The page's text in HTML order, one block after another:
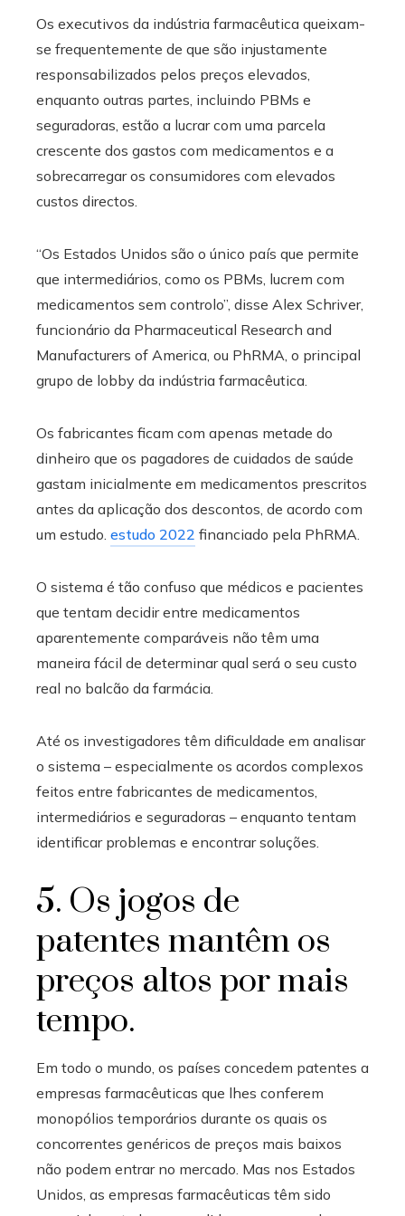
Os executivos da indústria farmacêutica queixam-
se frequentemente de que são injustamente
responsabilizados pelos preços elevados,
enquanto outras partes, incluindo PBMs e
seguradoras, estão a lucrar com uma parcela
crescente dos gastos com medicamentos e a
sobrecarregar os consumidores com elevados
custos directos.
“Os Estados Unidos são o único país que permite
que intermediários, como os PBMs, lucrem com
medicamentos sem controlo”, disse Alex Schriver,
funcionário da Pharmaceutical Research and
Manufacturers of America, ou PhRMA, o principal
grupo de lobby da indústria farmacêutica.
Os fabricantes ficam com apenas metade do
dinheiro que os pagadores de cuidados de saúde
gastam inicialmente em medicamentos prescritos
antes da aplicação dos descontos, de acordo com
um estudo. estudo 2022 financiado pela PhRMA.
O sistema é tão confuso que médicos e pacientes
que tentam decidir entre medicamentos
aparentemente comparáveis ​​não têm uma
maneira fácil de determinar qual será o seu custo
real no balcão da farmácia.
Até os investigadores têm dificuldade em analisar
o sistema – especialmente os acordos complexos
feitos entre fabricantes de medicamentos,
intermediários e seguradoras – enquanto tentam
identificar problemas e encontrar soluções.
5. Os jogos de
patentes mantêm os
preços altos por mais
tempo.
Em todo o mundo, os países concedem patentes a
empresas farmacêuticas que lhes conferem
monopólios temporários durante os quais os
concorrentes genéricos de preços mais baixos
não podem entrar no mercado. Mas nos Estados
Unidos, as empresas farmacêuticas têm sido